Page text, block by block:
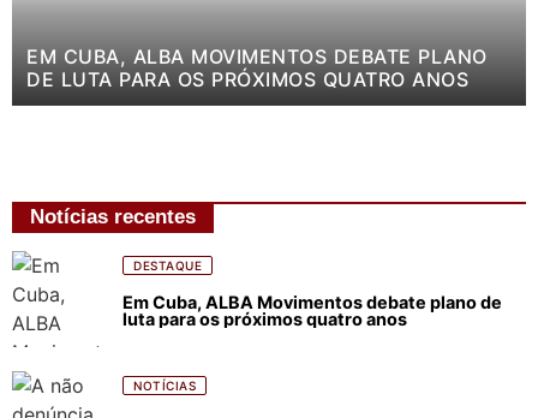
EM CUBA, ALBA MOVIMENTOS DEBATE PLANO
DE LUTA PARA OS PRÓXIMOS QUATRO ANOS
Notícias recentes
DESTAQUE
Em Cuba, ALBA Movimentos debate plano de
luta para os próximos quatro anos
NOTÍCIAS